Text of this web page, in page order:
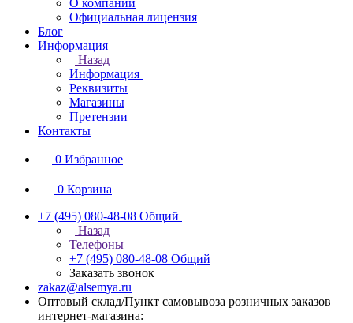
О компании
Официальная лицензия
Блог
Информация
Назад
Информация
Реквизиты
Магазины
Претензии
Контакты
0 Избранное
0 Корзина
+7 (495) 080-48-08 Общий
Назад
Телефоны
+7 (495) 080-48-08 Общий
Заказать звонок
zakaz@alsemya.ru
Оптовый склад/Пункт самовывоза розничных заказов
интернет-магазина: